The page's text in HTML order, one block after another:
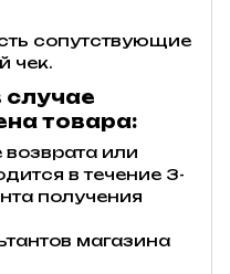
сопутствующие
чек.
случае
товара:
возврата или
в течение 3-
получения
магазина